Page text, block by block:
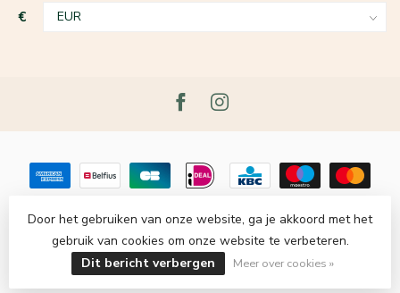
€
© Copyright 2026 Le Grenier du Lin- Powered byLightspeed
Lightspeed designby Dyvelopment
Door het gebruiken van onze website, ga je akkoord met het
gebruik van cookies om onze website te verbeteren.
Dit bericht verbergen
Meer over cookies »